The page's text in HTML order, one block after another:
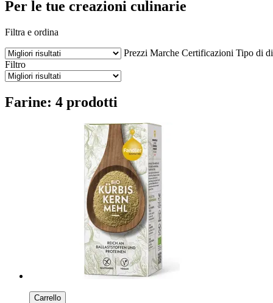
Per le tue creazioni culinarie
Filtra e ordina
Prezzi Marche Certificazioni Tipo di
Filtro
Farine: 4 prodotti
Carrello